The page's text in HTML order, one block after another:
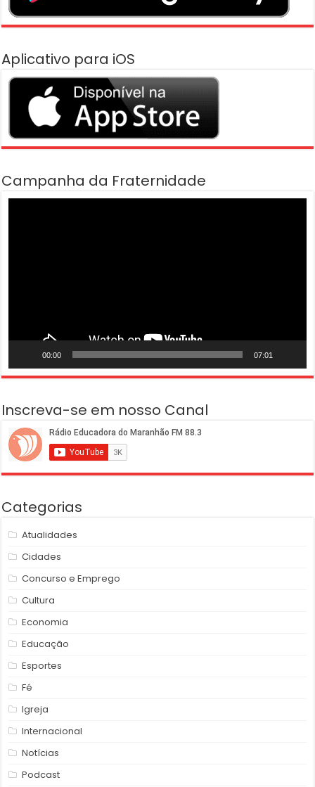
Aplicativo para iOS
Campanha da Fraternidade
00:00 07:01
Inscreva-se em nosso Canal
Categorias
Atualidades
Cidades
Concurso e Emprego
Cultura
Economia
Educação
Esportes
Fé
Igreja
Internacional
Notícias
Podcast